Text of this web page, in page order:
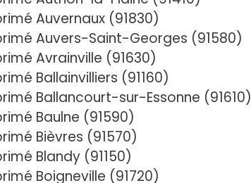
Auvernaux (91830)
Auvers-Saint-Georges (91580)
Avrainville (91630)
Ballainvilliers (91160)
Ballancourt-sur-Essonne (91610)
Baulne (91590)
Bièvres (91570)
Blandy (91150)
Boigneville (91720)